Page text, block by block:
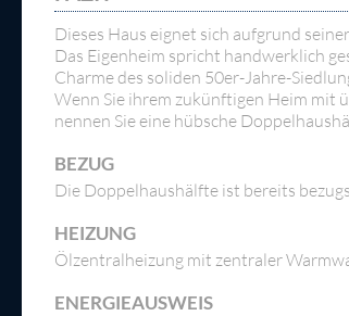
Dieses Haus eignet sich aufgrund
Das Eigenheim spricht handwerklich
Charme des soliden 50er-Jahre-
Wenn Sie ihrem zukünftigen Heim mit
nennen Sie eine hübsche
BEZUG
Die Doppelhaushälfte ist bereits
HEIZUNG
Ölzentralheizung mit zentraler
ENERGIEAUSWEIS